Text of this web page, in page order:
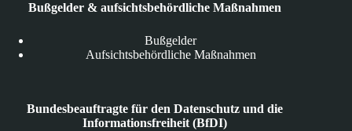
Bußgelder & aufsichtsbehördliche Maßnahmen
Bußgelder
Aufsichtsbehördliche Maßnahmen
Bundesbeauftragte für den Datenschutz und die
Informationsfreiheit (BfDI)